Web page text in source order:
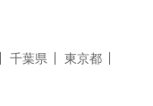
千葉県
東京都